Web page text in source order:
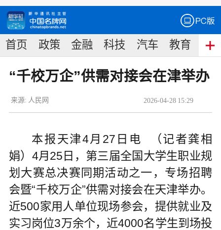
首页 政策 金融 科技 汽车 教育 食
“千校万企”供需对接会在津举办
2026-04-28 15:29
来源: 人民网
本报天津4月27日电 （记者龚相
娟）4月25日，第三届全国大学生职业规
划大赛总决赛同期活动之一，专场招聘
会暨“千校万企”供需对接会在天津举办。
近500家用人单位现场参会，提供就业及
实习岗位3万余个，近4000名学生到场投